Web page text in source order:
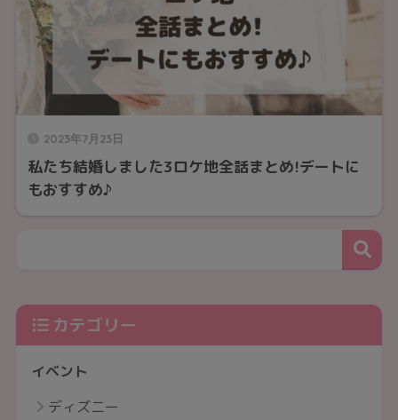
2023年7月23日
私たち結婚しました3ロケ地全話まとめ!デートに
もおすすめ♪
カテゴリー
イベント
ディズニー